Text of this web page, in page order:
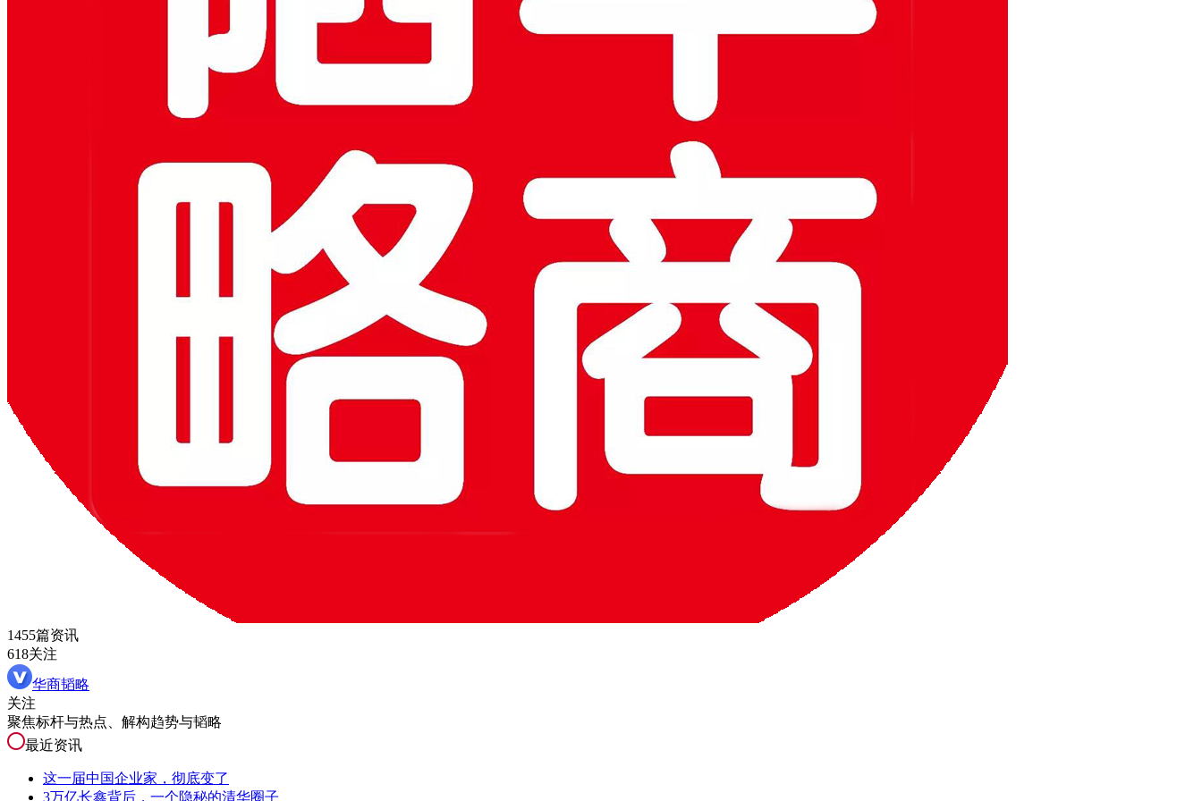
1455篇资讯
618关注
华商韬略
关注
聚焦标杆与热点、解构趋势与韬略
最近资讯
这一届中国企业家，彻底变了
3万亿长鑫背后，一个隐秘的清华圈子